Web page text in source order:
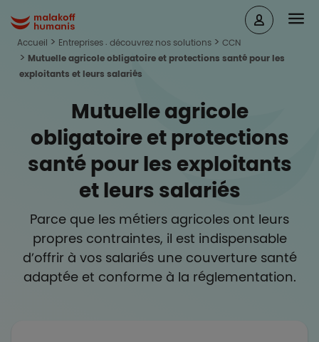
Malakoff Humanis Accueil
Accueil Entreprises : découvrez nos solutions
CCN
Mutuelle agricole obligatoire et protections santé pour les
exploitants et leurs salariés
Mutuelle agricole
obligatoire et protections
santé pour les exploitants
et leurs salariés
Parce que les métiers agricoles ont leurs
propres contraintes, il est indispensable
d’offrir à vos salariés une couverture santé
adaptée et conforme à la réglementation.